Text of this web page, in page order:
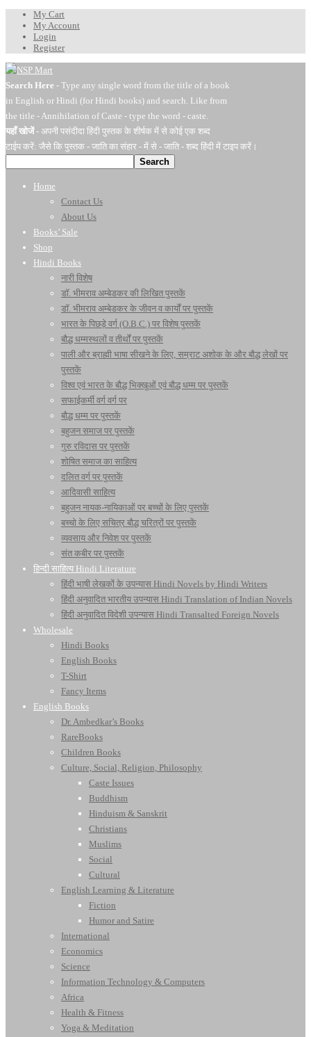
My Cart
My Account
Login
Register
Search Here - Type any single word from the title of a book
in English or Hindi (for Hindi books) and search. Like from
the title - Annihilation of Caste - type the word - caste.
यहाँ खोजें- अपनी पसंदीदा हिंदी पुस्तक के शीर्षक में से कोई एक शब्द
टाईप करें: जैसे कि पुस्तक - जाति का संहार - में से - जाति - शब्द हिंदी में टाइप करें।
Search
Home
Contact Us
About Us
Books’ Sale
Shop
Hindi Books
नारी विशेष
डॉ. भीमराव अम्बेडकर की लिखित पुस्तकें
डॉ. भीमराव अम्बेडकर के जीवन व कार्यों पर पुस्तकें
भारत के पिछड़े वर्ग (O.B.C.) पर विशेष पुस्तकें
बौद्ध धम्मस्थलों व तीर्थों पर पुस्तकें
पाली और ब्राह्मी भाषा सीखने के लिए, सम्राट अशोक के और बौद्ध लेखों पर
पुस्तकें
विश्व एवं भारत के बौद्ध भिक्खुओं एवं बौद्ध धम्म पर पुस्तकें
सफाईकर्मी वर्ग वर्ग पर
बौद्ध धम्म पर पुस्तकें
बहुजन समाज पर पुस्तकें
गुरु रविदास पर पुस्तकें
शोषित समाज का साहित्य
दलित वर्ग पर पुस्तकें
आदिवासी साहित्य
बहुजन नायक-नायिकाओं पर बच्चों के लिए पुस्तकें
बच्चो के लिए सचित्र बौद्ध चरित्रों पर पुस्तकें
व्यवसाय और निवेश पर पुस्तकें
संत कबीर पर पुस्तकें
हिन्दी साहित्य Hindi Literature
हिंदी भाषी लेखकों के उपन्यास Hindi Novels by Hindi Writers
हिंदी अनुवादित भारतीय उपन्यास Hindi Translation of Indian Novels
हिंदी अनुवादित विदेशी उपन्यास Hindi Transalted Foreign Novels
Wholesale
Hindi Books
English Books
T-Shirt
Fancy Items
English Books
Dr. Ambedkar’s Books
RareBooks
Children Books
Culture, Social, Religion, Philosophy
Caste Issues
Buddhism
Hinduism & Sanskrit
Christians
Muslims
Social
Cultural
English Learning & Literature
Fiction
Humor and Satire
International
Economics
Science
Information Technology & Computers
Africa
Health & Fitness
Yoga & Meditation